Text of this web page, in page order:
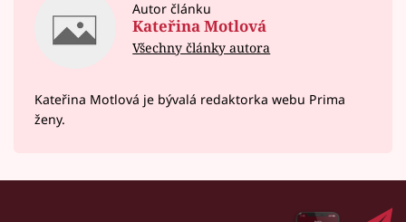
Autor článku
Kateřina Motlová
Všechny články autora
Kateřina Motlová je bývalá redaktorka webu Prima
ženy.